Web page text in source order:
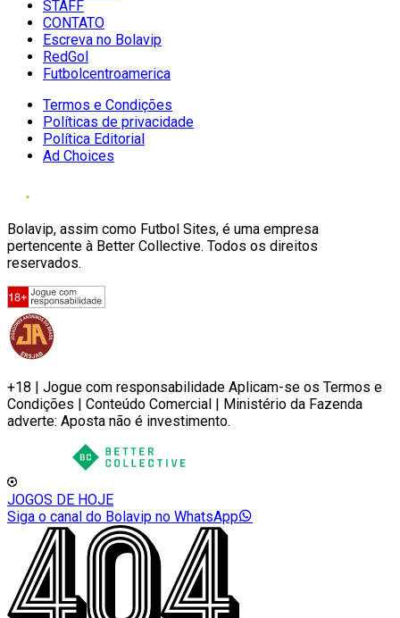
STAFF
CONTATO
Escreva no Bolavip
RedGol
Futbolcentroamerica
Termos e Condições
Políticas de privacidade
Política Editorial
Ad Choices
Bolavip, assim como Futbol Sites, é uma empresa
pertencente à Better Collective. Todos os direitos
reservados.
+18 | Jogue com responsabilidade Aplicam-se os Termos e
Condições | Conteúdo Comercial | Ministério da Fazenda
adverte: Aposta não é investimento.
JOGOS DE HOJE
Siga o canal do Bolavip no WhatsApp